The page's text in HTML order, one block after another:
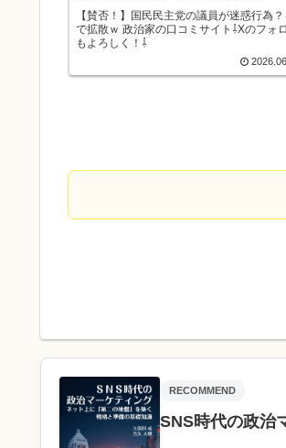
【賛否！】国民民主党の議員が迷惑行為
で拡散ｗ 政治家の口コミサイト⇩Xのフォ
もよろしく！⇩
RECOMMEND
SNS時代の政治